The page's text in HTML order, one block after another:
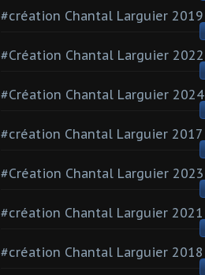
#création Chantal Larguier 2019
#Création Chantal Larguier 2022
#Création Chantal Larguier 2024
#création Chantal Larguier 2017
#Création Chantal Larguier 2023
#création Chantal Larguier 2021
#création Chantal Larguier 2018